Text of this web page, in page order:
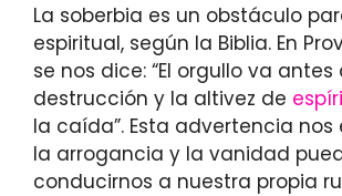
La soberbia es un obstáculo
espiritual, según la Biblia. En
se nos dice: “El orgullo va antes
destrucción y la altivez de
la caída”. Esta advertencia nos
la arrogancia y la vanidad
conducirnos a nuestra propia